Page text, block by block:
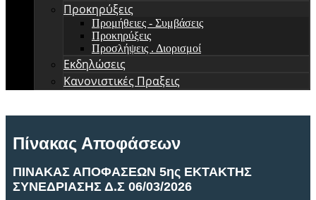
Προκηρύξεις
Προμήθειες - Συμβάσεις
Προκηρύξεις
Προσλήψεις . Διορισμοί
Εκδηλώσεις
Κανονιστικές Πραξεις
Πίνακας Αποφάσεων
ΠΙΝΑΚΑΣ ΑΠΟΦΑΣΕΩΝ 5ης ΕΚΤΑΚΤΗΣ
ΣΥΝΕΔΡΙΑΣΗΣ Δ.Σ 06/03/2026